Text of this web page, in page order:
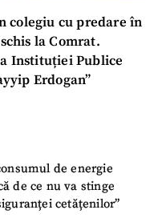
colegiu cu predare în
la Comrat.
Instituției Publice
Erdogan”
de energie
de ce nu va stinge
cetățenilor”